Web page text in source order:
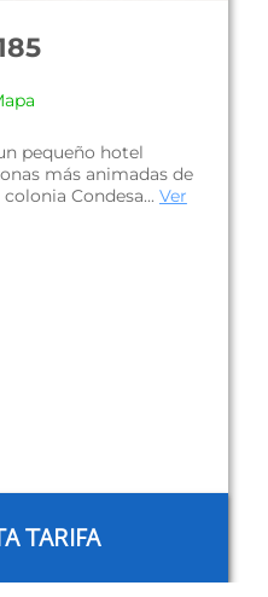
Condesa
es ideal para
disfrutar una
una de las zonas m...
AHORA